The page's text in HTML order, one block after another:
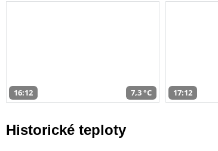
16:12 7,3 °C 17:12
Historické teploty